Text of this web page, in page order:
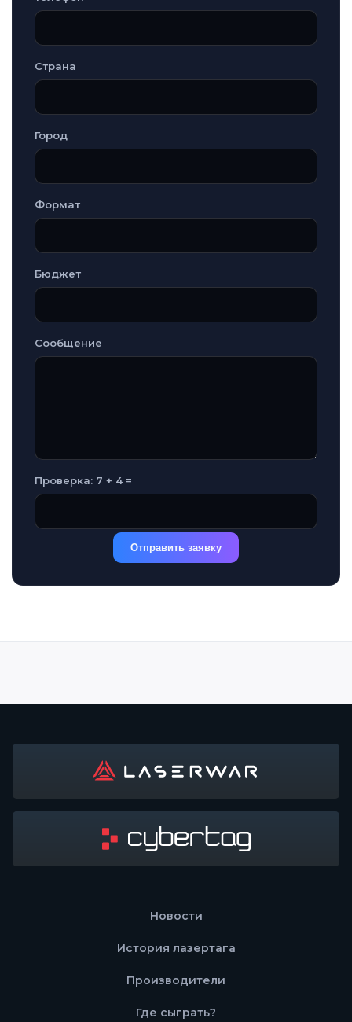
Страна
Город
Формат
Бюджет
Сообщение
Проверка: 7 + 4 =
Отправить заявку
Новости
История лазертага
Производители
Где сыграть?